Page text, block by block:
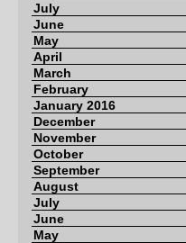
July
June
May
April
March
February
January 2016
December
November
October
September
August
July
June
May